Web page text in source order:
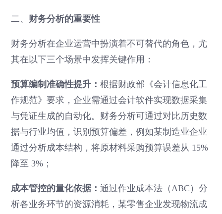
二、 财务分析的重要性
财务分析在企业运营中扮演着不可替代的角色，尤
其在以下三个场景中发挥关键作用：
预算编制准确性提升：根据财政部《会计信息化工
作规范》要求，企业需通过会计软件实现数据采集
与凭证生成的自动化。财务分析可通过对比历史数
据与行业均值，识别预算偏差，例如某制造业企业
通过分析成本结构，将原材料采购预算误差从 15%
降至 3%；
成本管控的量化依据：通过作业成本法（ABC）分
析各业务环节的资源消耗，某零售企业发现物流成